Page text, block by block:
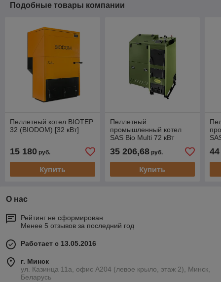
Подобные товары компании
Пеллетный котел BIOTEP
32 (BIODOM) [32 кВт]
15 180 руб.
Купить
Пеллетный
промышленный котел
SAS Bio Multi 72 кВт
35 206,68руб.
Купить
О нас
Рейтинг не сформирован
Менее 5 отзывов за последний год
Работает с 13.05.2016
г. Минск
ул. Казинца 11а, офис А204 (левое крыло, этаж 2), Минск,
Беларусь